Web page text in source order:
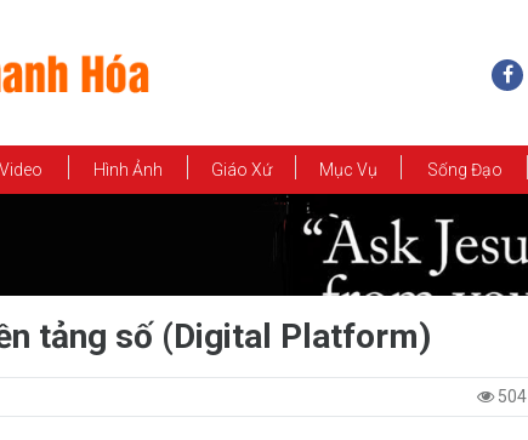
Hình Ảnh Giáo Xứ Mục Vụ Sống Đạo
tảng số (Digital Platform)
504